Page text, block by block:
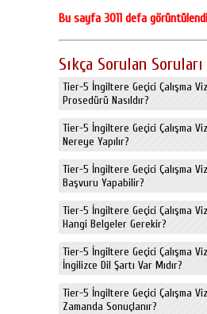
Bu sayfa 3011 defa görüntülendi
Sıkça Sorulan Soruları
Tier-5 İngiltere Geçici Çalışma
Prosedürü Nasıldır?
Tier-5 İngiltere Geçici Çalışma
Nereye Yapılır?
Tier-5 İngiltere Geçici Çalışma
Başvuru Yapabilir?
Tier-5 İngiltere Geçici Çalışma
Hangi Belgeler Gerekir?
Tier-5 İngiltere Geçici Çalışma
İngilizce Dil Şartı Var Mıdır?
Tier-5 İngiltere Geçici Çalışma
Zamanda Sonuçlanır?